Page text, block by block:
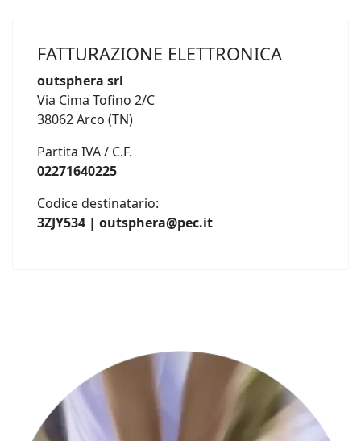
FATTURAZIONE ELETTRONICA
outsphera srl
Via Cima Tofino 2/C
38062 Arco (TN)
Partita IVA / C.F.
02271640225
Codice destinatario:
3ZJY534 | outsphera@pec.it